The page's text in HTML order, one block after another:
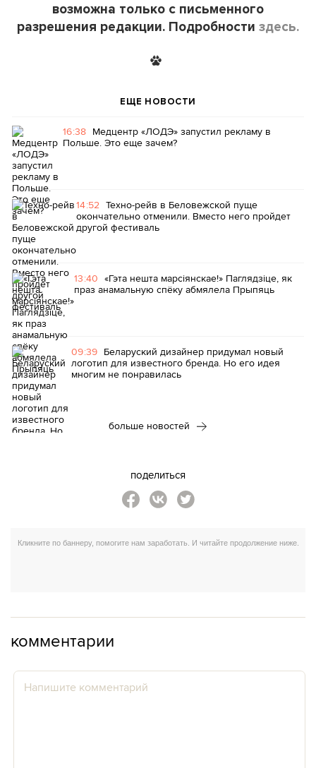
возможна только с письменного
разрешения редакции. Подробности здесь.
ЕЩЕ НОВОСТИ
16:38 Медцентр «ЛОДЭ» запустил рекламу в
Польше. Это еще зачем?
14:52 Техно-рейв в Беловежской пуще
окончательно отменили. Вместо него пройдет
другой фестиваль
13:40 «Гэта нешта марсіянскае!» Паглядзіце, як
праз анамальную спёку абмялела Прыпяць
09:39 Беларуский дизайнер придумал новый
логотип для известного бренда. Но его идея
многим не понравилась
больше новостей
поделиться
комментарии